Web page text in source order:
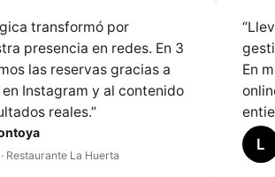
transformó por
presencia en redes. En 3
las reservas gracias a
Instagram y al contenido
reales.”
Restaurante La Huerta
“
En
L